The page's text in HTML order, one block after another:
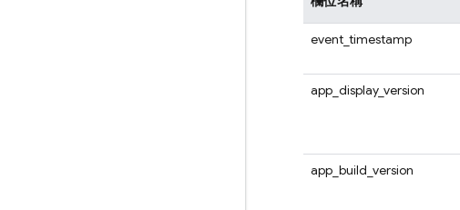
event_timestamp
app_display_version
app_build_version